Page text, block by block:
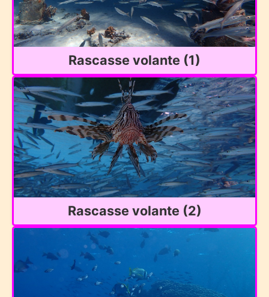
Rascasse volante (1)
Rascasse volante (2)